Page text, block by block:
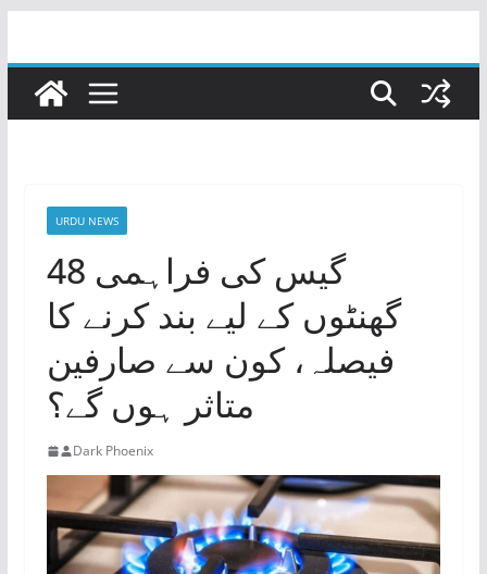
content
URDU NEWS
گیس کی فراہمی 48
گھنٹوں کے لیے بند کرنے کا
فیصلہ، کون سے صارفین
متاثر ہوں گے؟
Dark Phoenix